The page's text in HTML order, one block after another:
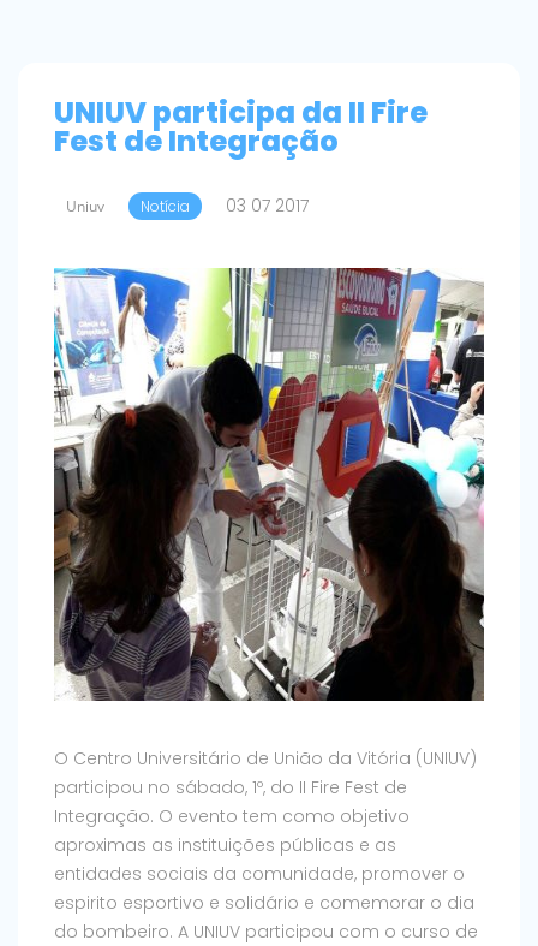
UNIUV participa da II Fire
Fest de Integração
Uniuv Notícia 03 07 2017
O Centro Universitário de União da Vitória (UNIUV)
participou no sábado, 1º, do II Fire Fest de
Integração. O evento tem como objetivo
aproximas as instituições públicas e as
entidades sociais da comunidade, promover o
espirito esportivo e solidário e comemorar o dia
do bombeiro. A UNIUV participou com o curso de